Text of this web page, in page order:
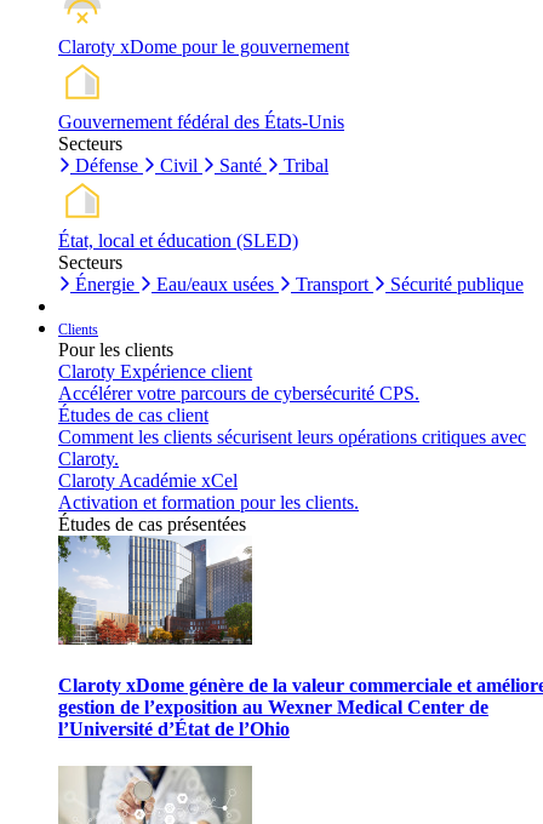
Claroty xDome pour le gouvernement
Gouvernement fédéral des États-Unis
Secteurs
Défense
Civil Santé Tribal
État, local et éducation (SLED)
Secteurs
Énergie
Eau/eaux usées Transport Sécurité publique
Clients
Pour les clients
Claroty Expérience client
Accélérer votre parcours de cybersécurité CPS.
Études de cas client
Comment les clients sécurisent leurs opérations critiques avec
Claroty.
Claroty Académie xCel
Activation et formation pour les clients.
Études de cas présentées
Claroty xDome génère de la valeur commerciale et
gestion de l’exposition au Wexner Medical Center de
l’Université d’État de l’Ohio